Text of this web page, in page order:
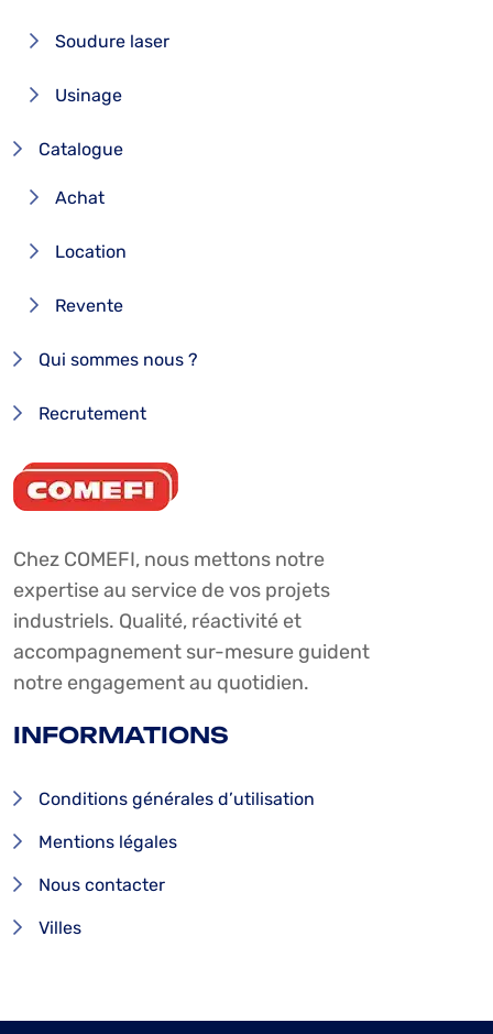
Soudure laser
Usinage
Catalogue
Achat
Location
Revente
Qui sommes nous ?
Recrutement
Chez COMEFI, nous mettons notre
expertise au service de vos projets
industriels. Qualité, réactivité et
accompagnement sur-mesure guident
notre engagement au quotidien.
INFORMATIONS
Conditions générales d’utilisation
Mentions légales
Nous contacter
Villes